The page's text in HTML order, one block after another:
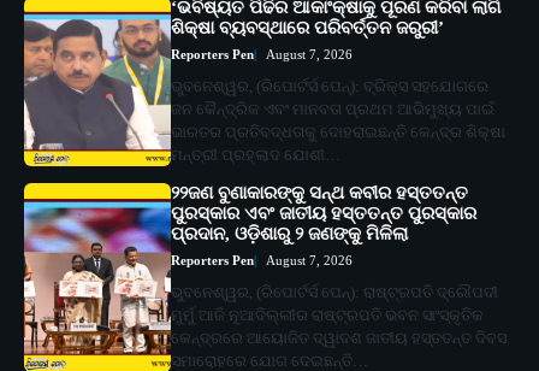
‘ଭବିଷ୍ୟତ ପିଢିର ଆକାଂକ୍ଷାକୁ ପୂରଣ କରିବା ଲାଗି
ଶିକ୍ଷା ବ୍ୟବସ୍ଥାରେ ପରିବର୍ତ୍ତନ ଜରୁରୀ’
Reporters Pen August 7, 2026
ଭୁବନେଶ୍ୱର, (ରିପୋର୍ଟର୍ସ ପେନ୍‌): ବ୍ରିକ୍ସ ସହଯୋଗରେ
ଜନ କୈନ୍ଦ୍ରିକ ଏବଂ ମାନବତା ପ୍ରଥମ ଆଭିମୁଖ୍ୟ ପାଇଁ
ଭାରତର ପ୍ରତିବଦ୍ଧତାକୁ ଦୋହରାଇଛନ୍ତି କେନ୍ଦ୍ର ଶିକ୍ଷା
ମନ୍ତ୍ରୀ ପ୍ରହ୍ଲାଦ ଯୋଶୀ…
୨୨ଜଣ ବୁଣାକାରଙ୍କୁ ସନ୍ଥ କବୀର ହସ୍ତତନ୍ତ
ପୁରସ୍କାର ଏବଂ ଜାତୀୟ ହସ୍ତତନ୍ତ ପୁରସ୍କାର
ପ୍ରଦାନ, ଓଡ଼ିଶାରୁ ୨ ଜଣଙ୍କୁ ମିଳିଲା
Reporters Pen August 7, 2026
ଭୁବନେଶ୍ୱର, (ରିପୋର୍ଟର୍ସ ପେନ୍‌): ରାଷ୍ଟ୍ରପତି ଦ୍ରୌପଦୀ
ମୁର୍ମୁ ଆଜି ନୂଆଦିଲ୍ଲୀର ରାଷ୍ଟ୍ରପତି ଭବନ ସାଂସ୍କୃତିକ
କେନ୍ଦ୍ରରେ ଆୟୋଜିତ ଦ୍ୱାଦଶ ଜାତୀୟ ହସ୍ତତନ୍ତ ଦିବସ
ସମାରୋହରେ ଯୋଗ ଦେଇଛନ୍ତି…